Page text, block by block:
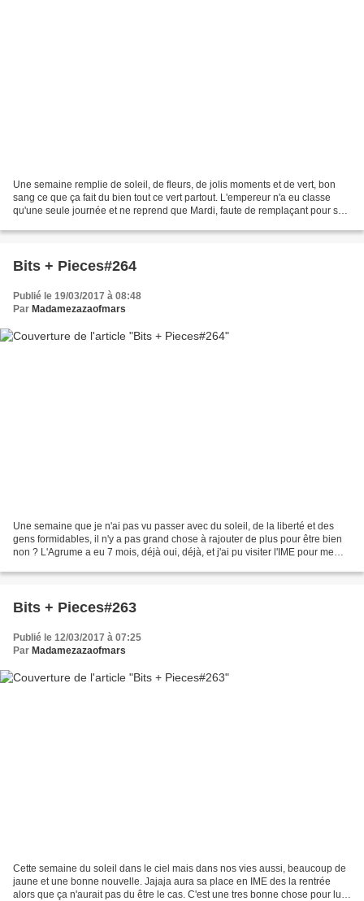
Une semaine remplie de soleil, de fleurs, de jolis moments et de vert, bon
sang ce que ça fait du bien tout ce vert partout. L'empereur n'a eu classe
qu'une seule journée et ne reprend que Mardi, faute de remplaçant pour sa
Bits + Pieces#264
Publié le 19/03/2017 à 08:48
Par Madamezazaofmars
Une semaine que je n'ai pas vu passer avec du soleil, de la liberté et des
gens formidables, il n'y a pas grand chose à rajouter de plus pour être bien
non ? L'Agrume a eu 7 mois, déjà oui, déjà, et j'ai pu visiter l'IME pour me
Bits + Pieces#263
Publié le 12/03/2017 à 07:25
Par Madamezazaofmars
Cette semaine du soleil dans le ciel mais dans nos vies aussi, beaucoup de
jaune et une bonne nouvelle. Jajaja aura sa place en IME des la rentrée
alors que ça n'aurait pas du être le cas. C'est une tres bonne chose pour lui,